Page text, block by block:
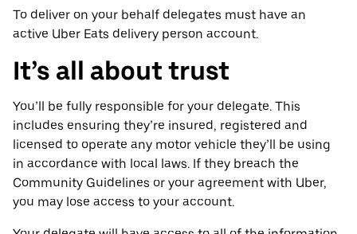
To deliver on your behalf delegates must have an
active Uber Eats delivery person account.
It’s all about trust
You’ll be fully responsible for your delegate. This
includes ensuring they’re insured, registered and
licensed to operate any motor vehicle they’ll be using
in accordance with local laws. If they breach the
Community Guidelines or your agreement with Uber,
you may lose access to your account.